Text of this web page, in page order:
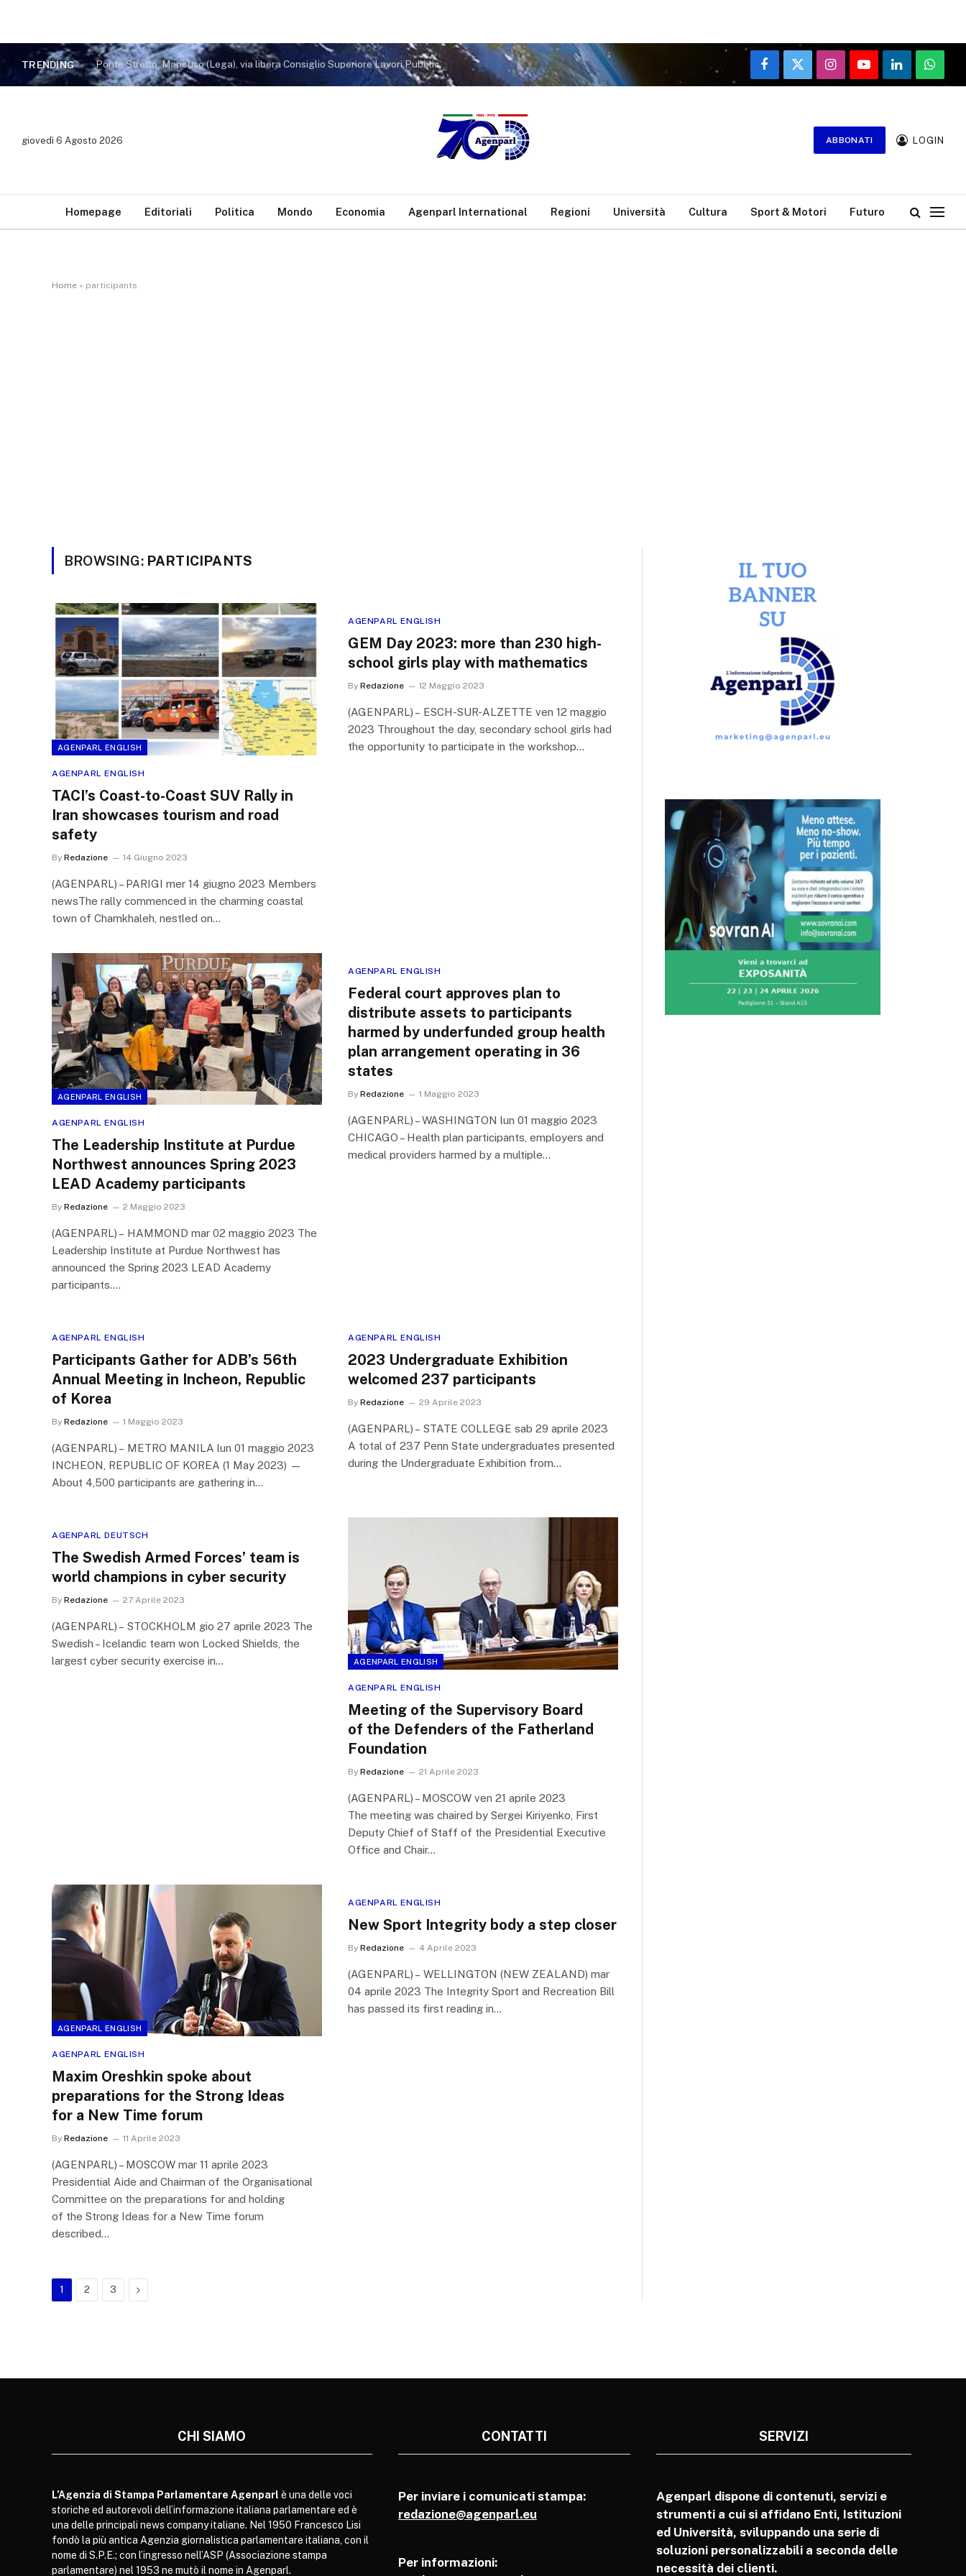
TRENDING Ponte Stretto: Mancuso (Lega), via libera Consiglio Superiore Lavori Pubblici conferma che futuro è già iniziato
Facebook
X
(Twitter)
InstagramYouTubeLinkedIn
giovedì 6 Agosto 2026 ABBONATI LOGIN
Homepage Editoriali Politica Mondo Economia Agenparl International Regioni Università Cultura Sport & Motori Futuro
Home » participants
BROWSING: PARTICIPANTS
AGENPARL ENGLISH
AGENPARL ENGLISH
TACI’s Coast-to-Coast SUV Rally in
Iran showcases tourism and road
safety
By Redazione 14 Giugno 2023
(AGENPARL) – PARIGI mer 14 giugno 2023 Members
newsThe rally commenced in the charming coastal
town of Chamkhaleh, nestled on…
AGENPARL ENGLISH
GEM Day 2023: more than 230 high-
school girls play with mathematics
By Redazione 12 Maggio 2023
(AGENPARL) – ESCH-SUR-ALZETTE ven 12 maggio
2023 Throughout the day, secondary school girls had
the opportunity to participate in the workshop…
AGENPARL ENGLISH
AGENPARL ENGLISH
The Leadership Institute at Purdue
Northwest announces Spring 2023
LEAD Academy participants
By Redazione 2 Maggio 2023
(AGENPARL) – HAMMOND mar 02 maggio 2023 The
Leadership Institute at Purdue Northwest has
announced the Spring 2023 LEAD Academy
participants.…
AGENPARL ENGLISH
Federal court approves plan to
distribute assets to participants
harmed by underfunded group health
plan arrangement operating in 36
states
By Redazione 1 Maggio 2023
(AGENPARL) – WASHINGTON lun 01 maggio 2023
CHICAGO – Health plan participants, employers and
medical providers harmed by a multiple…
AGENPARL ENGLISH
Participants Gather for ADB’s 56th
Annual Meeting in Incheon, Republic
of Korea
By Redazione 1 Maggio 2023
(AGENPARL) – METRO MANILA lun 01 maggio 2023
INCHEON, REPUBLIC OF KOREA (1 May 2023) —
About 4,500 participants are gathering in…
AGENPARL ENGLISH
2023 Undergraduate Exhibition
welcomed 237 participants
By Redazione 29 Aprile 2023
(AGENPARL) – STATE COLLEGE sab 29 aprile 2023
A total of 237 Penn State undergraduates presented
during the Undergraduate Exhibition from…
AGENPARL DEUTSCH
The Swedish Armed Forces’ team is
world champions in cyber security
By Redazione 27 Aprile 2023
(AGENPARL) – STOCKHOLM gio 27 aprile 2023 The
Swedish – Icelandic team won Locked Shields, the
largest cyber security exercise in…
AGENPARL ENGLISH
AGENPARL ENGLISH
Meeting of the Supervisory Board
of the Defenders of the Fatherland
Foundation
By Redazione 21 Aprile 2023
(AGENPARL) – MOSCOW ven 21 aprile 2023
The meeting was chaired by Sergei Kiriyenko, First
Deputy Chief of Staff of the Presidential Executive
Office and Chair…
AGENPARL ENGLISH
AGENPARL ENGLISH
Maxim Oreshkin spoke about
preparations for the Strong Ideas
for a New Time forum
By Redazione 11 Aprile 2023
(AGENPARL) – MOSCOW mar 11 aprile 2023
Presidential Aide and Chairman of the Organisational
Committee on the preparations for and holding
of the Strong Ideas for a New Time forum
described…
AGENPARL ENGLISH
New Sport Integrity body a step closer
By Redazione 4 Aprile 2023
(AGENPARL) – WELLINGTON (NEW ZEALAND) mar
04 aprile 2023 The Integrity Sport and Recreation Bill
has passed its first reading in…
1 2 3 Next
CHI SIAMO
L’Agenzia di Stampa Parlamentare Agenparl è una delle voci
storiche ed autorevoli dell’informazione italiana parlamentare ed è
una delle principali news company italiane. Nel 1950 Francesco Lisi
fondò la più antica Agenzia giornalistica parlamentare italiana, con il
nome di S.P.E.; con l’ingresso nell’ASP (Associazione stampa
parlamentare) nel 1953 ne mutò il nome in Agenparl.
CONTATTI
Per inviare i comunicati stampa:
redazione@agenparl.eu
Per informazioni:
SERVIZI
Agenparl dispone di contenuti, servizi e
strumenti a cui si affidano Enti, Istituzioni
ed Università, sviluppando una serie di
soluzioni personalizzabili a seconda delle
necessità dei clienti.